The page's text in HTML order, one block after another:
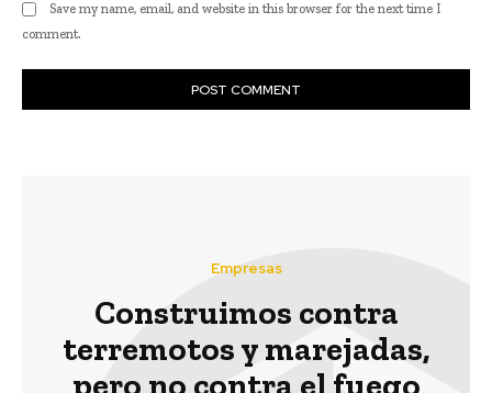
Save my name, email, and website in this browser for the next time I
comment.